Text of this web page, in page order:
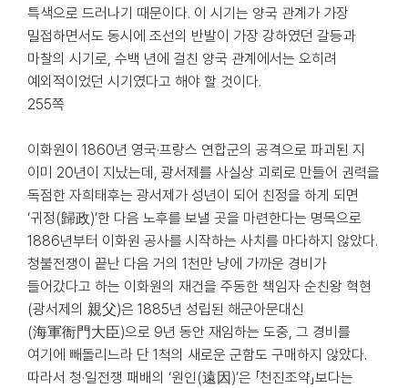
특색으로 드러나기 때문이다. 이 시기는 양국 관계가 가장
밀접하면서도 동시에 조선의 반발이 가장 강하였던 갈등과
마찰의 시기로, 수백 년에 걸친 양국 관계에서는 오히려
예외적이었던 시기였다고 해야 할 것이다.
255쪽
이화원이 1860년 영국·프랑스 연합군의 공격으로 파괴된 지
이미 20년이 지났는데, 광서제를 사실상 괴뢰로 만들어 권력을
독점한 자희태후는 광서제가 성년이 되어 친정을 하게 되면
‘귀정(歸政)’한 다음 노후를 보낼 곳을 마련한다는 명목으로
1886년부터 이화원 공사를 시작하는 사치를 마다하지 않았다.
청불전쟁이 끝난 다음 거의 1천만 냥에 가까운 경비가
들어갔다고 하는 이화원의 재건을 주동한 책임자 순친왕 혁현
(광서제의 親父)은 1885년 성립된 해군아문대신
(海軍衙門大臣)으로 9년 동안 재임하는 도중, 그 경비를
여기에 빼돌리느라 단 1척의 새로운 군함도 구매하지 않았다.
따라서 청·일전쟁 패배의 ‘원인(遠因)’은 「천진조약」보다는